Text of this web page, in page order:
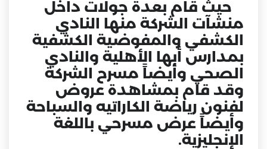
حيث قام بعدة جولات داخل
منشآت الشركة منها النادي
الكشفي والمفوضية الكشفية
بمدارس أبها الأهلية والنادي
الصحي وأيضاً مسرح الشركة
وقد قام بمشاهدة عروض
لفنون رياضة الكاراتيه والسباحة
وأيضاً عرض مسرحي باللغة
الإنجليزية.